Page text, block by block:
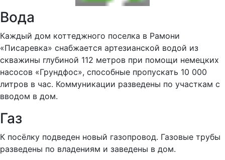
Вода
Каждый дом коттеджного поселка в Рамони
«Писаревка» снабжается артезианской водой из
скважины глубиной 112 метров при помощи немецких
насосов «Грундфос», способные пропускать 10 000
литров в час. Коммуникации разведены по участкам с
вводом в дом.
Газ
К посёлку подведен новый газопровод. Газовые трубы
разведены по владениям и заведены в дом.